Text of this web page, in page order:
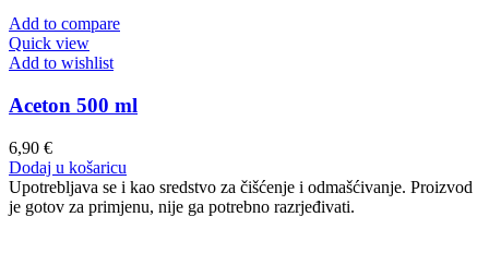
Add to compare
Quick view
Add to wishlist
Aceton 500 ml
6,90 €
Dodaj u košaricu
Upotrebljava se i kao sredstvo za čišćenje i odmašćivanje. Proizvod
je gotov za primjenu, nije ga potrebno razrjeđivati.